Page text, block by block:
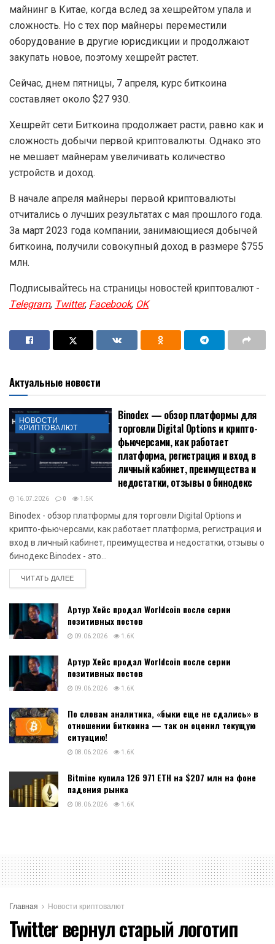
майнинг в Китае, когда вслед за хешрейтом упала и
сложность. Но с тех пор майнеры переместили
оборудование в другие юрисдикции и продолжают
закупать новое, поэтому хешрейт растет.
Сейчас, днем пятницы, 7 апреля, курс биткоина
составляет около $27 930.
Хешрейт сети Биткоина продолжает расти, равно как и
сложность добычи первой криптовалюты. Однако это
не мешает майнерам увеличивать количество
устройств и доход.
В начале апреля майнеры первой криптовалюты
отчитались о лучших результатах с мая прошлого года.
За март 2023 года компании, занимающиеся добычей
биткоина, получили совокупный доход в размере $755
млн.
Подписывайтесь на страницы новостей криптовалют -
Telegram, Twitter, Facebook, OK
Актуальные новости
НОВОСТИ
КРИПТОВАЛЮТ
Binodex — обзор платформы для
торговли Digital Options и крипто-
фьючерсами, как работает
платформа, регистрация и вход в
личный кабинет, преимущества и
недостатки, отзывы о бинодекс
16.07.2026 0 1.5K
Binodex - обзор платформы для торговли Digital Options и
крипто-фьючерсами, как работает платформа, регистрация и
вход в личный кабинет, преимущества и недостатки, отзывы о
бинодекс Binodex - это...
ЧИТАТЬ ДАЛЕЕDETAILS
Артур Хейс продал Worldcoin после серии
позитивных постов
09.06.2026 1.6K
Артур Хейс продал Worldcoin после серии
позитивных постов
09.06.2026 1.6K
По словам аналитика, «быки еще не сдались» в
отношении биткоина — так он оценил текущую
ситуацию!
08.06.2026 1.6K
Bitmine купила 126 971 ETH на $207 млн на фоне
падения рынка
08.06.2026 1.6K
Главная Новости криптовалют
Twitter вернул старый логотип